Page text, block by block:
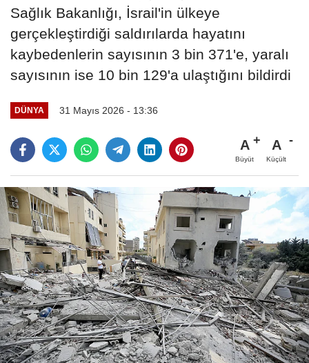
Sağlık Bakanlığı, İsrail'in ülkeye
gerçekleştirdiği saldırılarda hayatını
kaybedenlerin sayısının 3 bin 371'e, yaralı
sayısının ise 10 bin 129'a ulaştığını bildirdi
DÜNYA 31 Mayıs 2026 - 13:36
A
Büyüt
A
Küçült